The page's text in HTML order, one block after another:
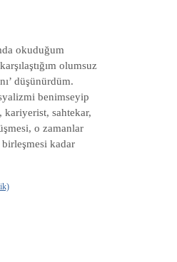
okuduğum
olumsuz
düşünürdüm.
benimseyip
kariyerist, sahtekar,
o zamanlar
kadar